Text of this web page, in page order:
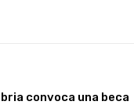
convoca una beca